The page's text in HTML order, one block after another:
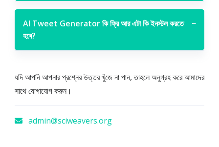
AI Tweet Generator কি ফ্রি আর এটা কি ইনস্টল করতে
হবে?
−
যদি আপনি আপনার প্রশ্নের উত্তর খুঁজে না পান, তাহলে অনুগ্রহ করে আমাদের
সাথে যোগাযোগ করুন।
admin@sciweavers.org